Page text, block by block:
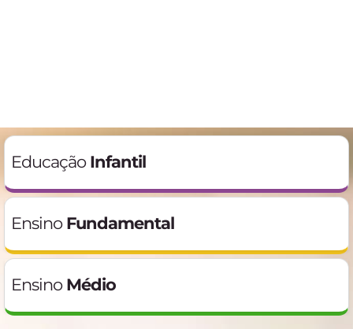
Educação Infantil
Ensino Fundamental
Ensino Médio